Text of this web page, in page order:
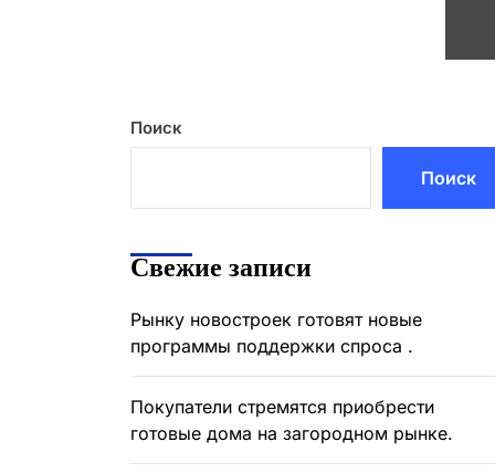
Поиск
Поиск
Свежие записи
Рынку новостроек готовят новые
программы поддержки спроса .
Покупатели стремятся приобрести
готовые дома на загородном рынке.